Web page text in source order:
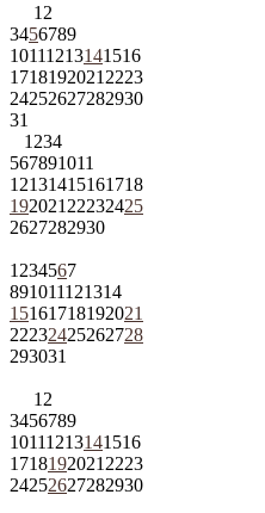
1 2
3456789
10111213141516
1718192021 2223
24252627282930
31
1 234
567891011
12131415161718
192021 22232425
2627282930
1 234567
891011121314
15161718192021
22232425262728
293031
1 2
3456789
10111213141516
1718192021 2223
24252627282930